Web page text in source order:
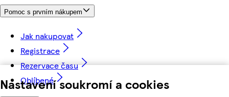
Nastavení soukromí a cookies
Pomoc s prvním nákupem
Jak nakupovat
Registrace
Rezervace času
Oblíbené